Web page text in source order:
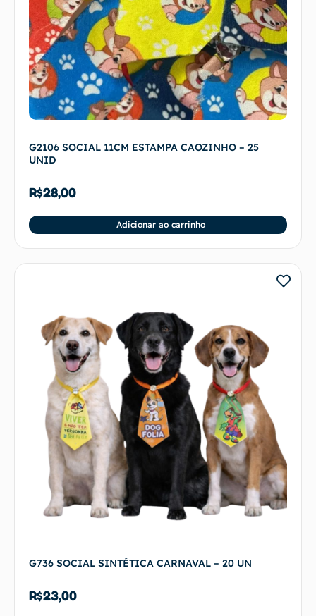
G2106 SOCIAL 11CM ESTAMPA CAOZINHO – 25
UNID
R$28,00
Adicionar ao carrinho
G736 SOCIAL SINTÉTICA CARNAVAL – 20 UN
R$23,00